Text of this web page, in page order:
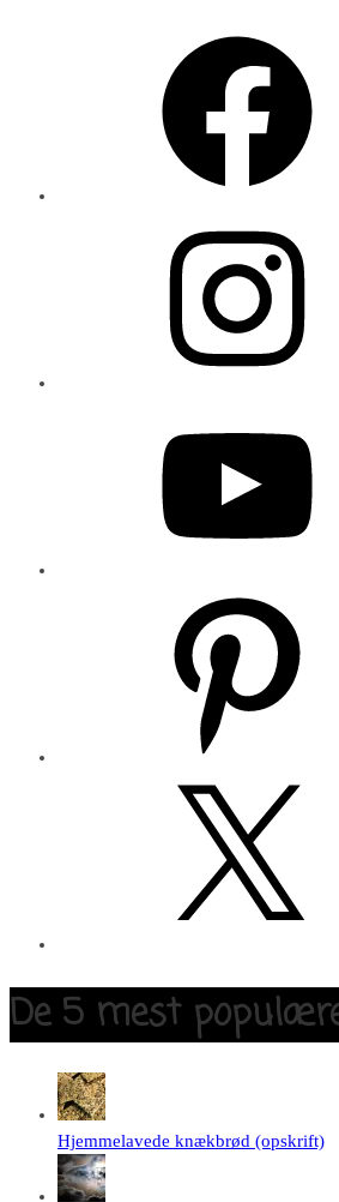
De 5 mest
Hjemmelavede knækbrød (opskrift)